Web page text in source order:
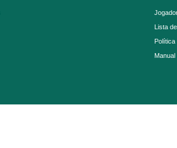
Lista
Política